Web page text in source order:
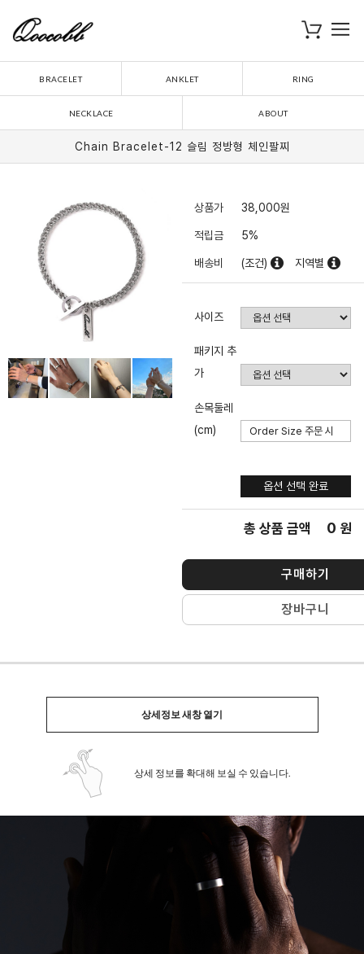
장바구니
BRACELET ANKLET RING
NECKLACE ABOUT
Chain Bracelet-12 슬림 정방형 체인팔찌
상품가 38,000원
적립금 5%
배송비 (조건) 지역별
사이즈
패키지 추
가
손목둘레
(cm)
옵션 선택 완료
총 상품 금액 0 원
구매하기
장바구니
상세정보 새창 열기
상세 정보를 확대해 보실 수 있습니다.